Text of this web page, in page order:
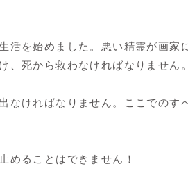
活を始めました。悪い精霊が画
死から救わなければなりません。
なければなりません。ここでの
めることはできません！